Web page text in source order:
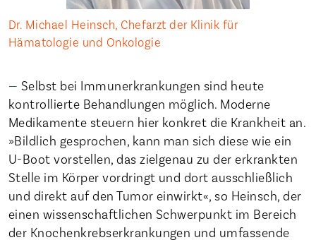
Dr. Michael Heinsch, Chefarzt der Klinik für
Hämatologie und Onkologie
Selbst bei Immunerkrankungen sind heute
kontrollierte Behandlungen möglich. Moderne
Medikamente steuern hier konkret die Krankheit an.
»Bildlich gesprochen, kann man sich diese wie ein
U-Boot vorstellen, das zielgenau zu der erkrankten
Stelle im Körper vordringt und dort ausschließlich
und direkt auf den Tumor einwirkt«, so Heinsch, der
einen wissenschaftlichen Schwerpunkt im Bereich
der Knochenkrebserkrankungen und umfassende